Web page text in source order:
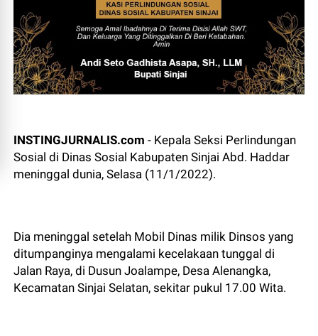
INSTINGJURNALIS.com- Kepala Seksi Perlindungan
Sosial di Dinas Sosial Kabupaten Sinjai Abd. Haddar
meninggal dunia, Selasa (11/1/2022).
Dia meninggal setelah Mobil Dinas milik Dinsos yang
ditumpanginya mengalami kecelakaan tunggal di
Jalan Raya, di Dusun Joalampe, Desa Alenangka,
Kecamatan Sinjai Selatan, sekitar pukul 17.00 Wita.